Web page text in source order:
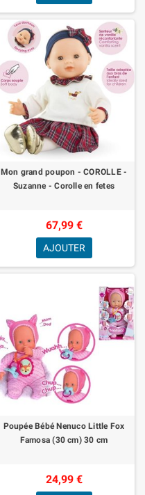
Mon grand poupon - COROLLE -
Suzanne - Corolle en fetes
67,99 €
AJOUTER
Poupée Bébé Nenuco Little Fox
Famosa (30 cm) 30 cm
24,99 €